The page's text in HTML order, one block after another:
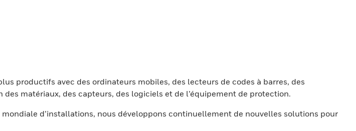
productifs avec des ordinateurs mobiles, des lecteurs de codes à barres, des
matériaux, des capteurs, des logiciels et de l’équipement de protection.
d’installations, nous développons continuellement de nouvelles solutions pour